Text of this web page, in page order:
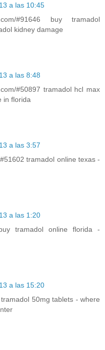
a las 10:45
#91646 buy tramadol
kidney damage
a las 8:48
#50897 tramadol hcl max
in florida
a las 3:57
tramadol online texas -
a las 1:20
tramadol online florida -
a las 15:20
50mg tablets - where